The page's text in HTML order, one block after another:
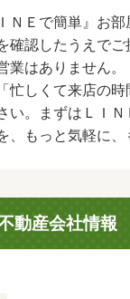
ＮＥで簡単』お
確認したうえで
業はありません
忙しくて来店の
い。まずはＬＩ
、もっと気軽に
動産会社情報